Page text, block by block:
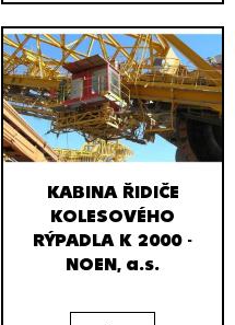
KABINA ŘIDIČE
KOLESOVÉHO
RÝPADLA K 2000 -
NOEN, a.s.